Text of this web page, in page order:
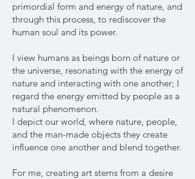
primordial form and energy of nature, and
through this process, to rediscover the
human soul and its power.
I view humans as beings born of nature or
the universe, resonating with the energy of
nature and interacting with one another; I
regard the energy emitted by people as a
natural phenomenon.
I depict our world, where nature, people,
and the man-made objects they create
influence one another and blend together.
For me, creating art stems from a desire